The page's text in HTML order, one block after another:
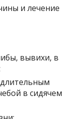
вывихи, в
в сидячем